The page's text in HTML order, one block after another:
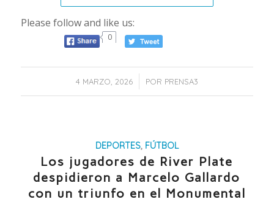
Please follow and like us:
0
4 MARZO, 2026
/ POR PRENSA3
DEPORTES, FÚTBOL
Los jugadores de River Plate
despidieron a Marcelo Gallardo
con un triunfo en el Monumental